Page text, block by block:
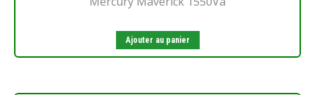
Ajouter au panier